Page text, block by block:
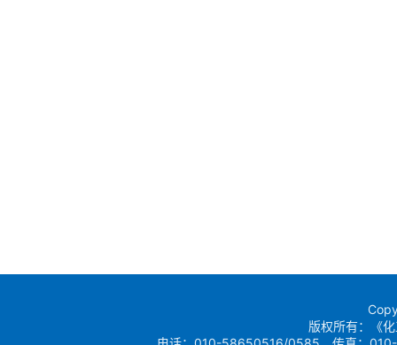
版权所有：《